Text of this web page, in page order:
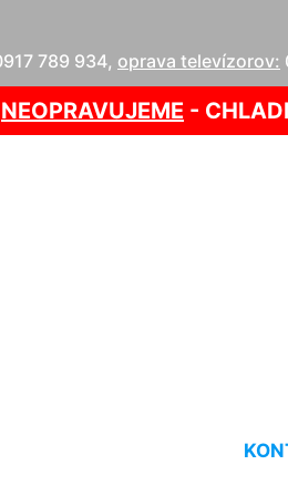
789 934, oprava televízorov:
NEOPRAVUJEME -